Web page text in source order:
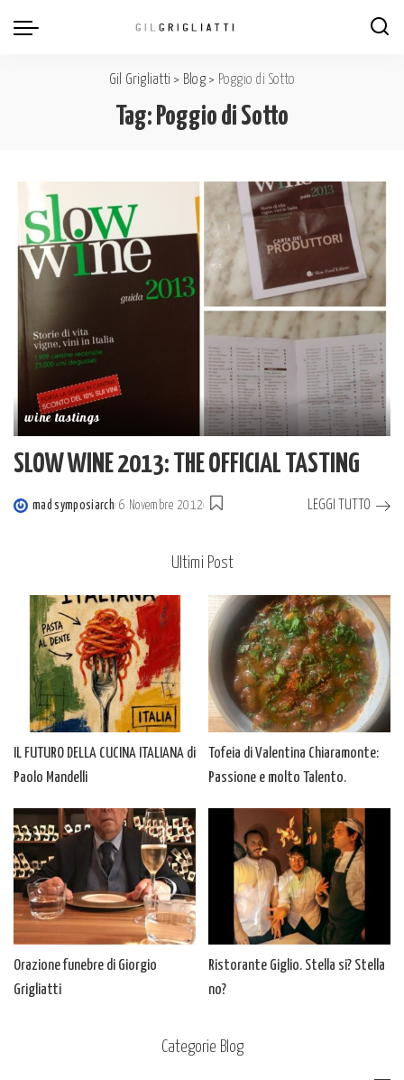
Gil Grigliatti > Blog> Poggio di Sotto
Tag: Poggio di Sotto
wine tastings
SLOW WINE 2013: THE OFFICIAL TASTING
Posted
mad symposiarch 6 Novembre 2012 LEGGI TUTTO
Ultimi Post
IL FUTURO DELLA CUCINA ITALIANA di
Paolo Mandelli
Tofeia di Valentina Chiaramonte:
Passione e molto Talento.
Orazione funebre di Giorgio
Grigliatti
Ristorante Giglio. Stella si? Stella
no?
Categorie Blog